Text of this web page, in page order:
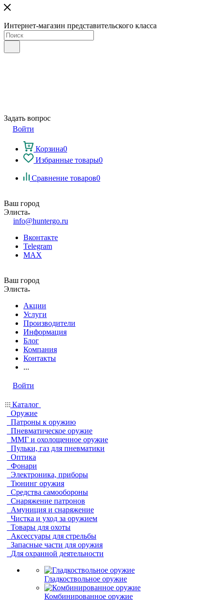
Интернет-магазин представительского класса
Задать вопрос
Войти
Корзина0
Избранные товары0
Сравнение товаров0
Ваш город
Элиста
info@huntergo.ru
Вконтакте
Telegram
MAX
Ваш город
Элиста
Акции
Услуги
Производители
Информация
Блог
Компания
Контакты
...
Войти
Каталог
Оружие
Патроны к оружию
Пневматическое оружие
ММГ и охолощенное оружие
Пульки, газ для пневматики
Оптика
Фонари
Электроника, приборы
Тюнинг оружия
Средства самообороны
Снаряжение патронов
Амуниция и снаряжение
Чистка и уход за оружием
Товары для охоты
Аксессуары для стрельбы
Запасные части для оружия
Для охранной деятельности
Гладкоствольное оружие
Комбинированное оружие